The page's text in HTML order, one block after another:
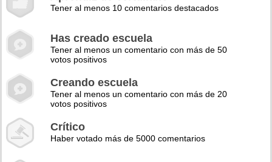
Tener al menos 10 comentarios destacados
Has creado escuela
Tener al menos un comentario con más de 50
votos positivos
Creando escuela
Tener al menos un comentario con más de 20
votos positivos
Crítico
Haber votado más de 5000 comentarios